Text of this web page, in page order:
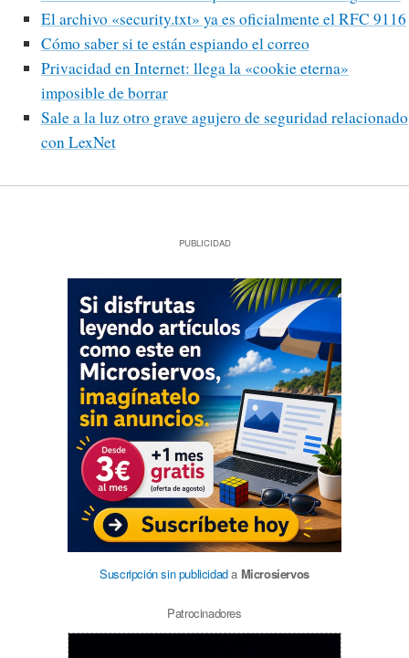
El archivo «security.txt» ya es oficialmente el RFC 9116
Cómo saber si te están espiando el correo
Privacidad en Internet: llega la «cookie eterna»
imposible de borrar
Sale a la luz otro grave agujero de seguridad relacionado
con LexNet
PUBLICIDAD
Suscripción sin publicidada Microsiervos
Patrocinadores